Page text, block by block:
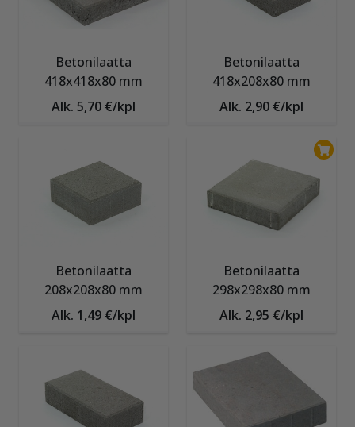
Betonilaatta
418x418x80 mm
Alk. 5,70 €/kpl
Betonilaatta
418x208x80 mm
Alk. 2,90 €/kpl
Betonilaatta
208x208x80 mm
Alk. 1,49 €/kpl
Betonilaatta
298x298x80 mm
Alk. 2,95 €/kpl